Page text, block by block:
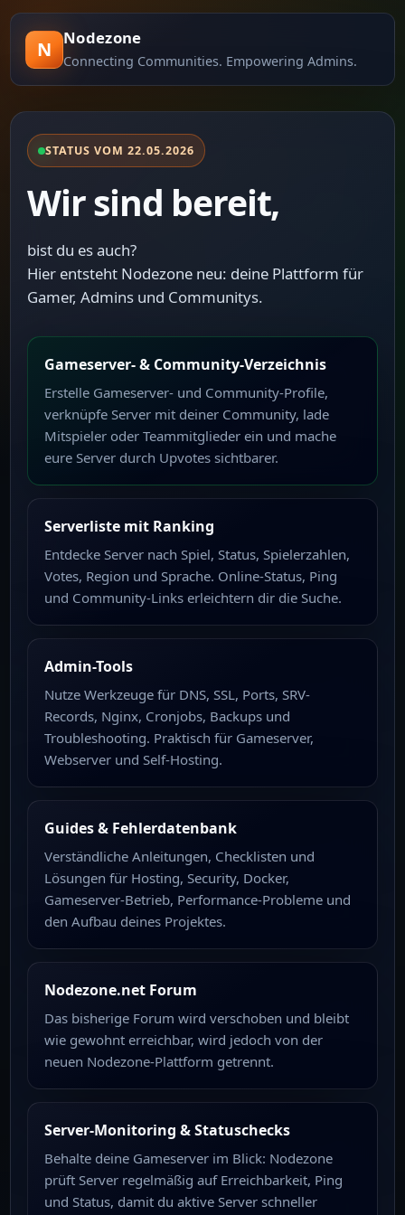
N Nodezone
Connecting Communities. Empowering Admins.
STATUS VOM 22.05.2026
Wir sind bereit,
bist du es auch?
Hier entsteht Nodezone neu: deine Plattform für
Gamer, Admins und Communitys.
Gameserver- & Community-Verzeichnis
Erstelle Gameserver- und Community-Profile,
verknüpfe Server mit deiner Community, lade
Mitspieler oder Teammitglieder ein und mache
eure Server durch Upvotes sichtbarer.
Serverliste mit Ranking
Entdecke Server nach Spiel, Status, Spielerzahlen,
Votes, Region und Sprache. Online-Status, Ping
und Community-Links erleichtern dir die Suche.
Admin-Tools
Nutze Werkzeuge für DNS, SSL, Ports, SRV-
Records, Nginx, Cronjobs, Backups und
Troubleshooting. Praktisch für Gameserver,
Webserver und Self-Hosting.
Guides & Fehlerdatenbank
Verständliche Anleitungen, Checklisten und
Lösungen für Hosting, Security, Docker,
Gameserver-Betrieb, Performance-Probleme und
den Aufbau deines Projektes.
Nodezone.net Forum
Das bisherige Forum wird verschoben und bleibt
wie gewohnt erreichbar, wird jedoch von der
neuen Nodezone-Plattform getrennt.
Server-Monitoring & Statuschecks
Behalte deine Gameserver im Blick: Nodezone
prüft Server regelmäßig auf Erreichbarkeit, Ping
und Status, damit du aktive Server schneller